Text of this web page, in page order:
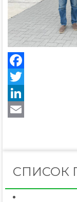
СПИСОК